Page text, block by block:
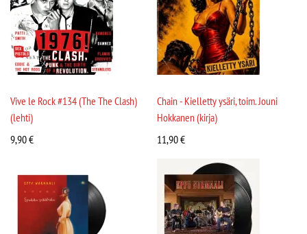
Vive le Rock #134 (The The Clash)
(lehti)
9,90€
Chain - Kielletty ysäri, toim. Jouni
Hokkanen (kirja)
11,90€